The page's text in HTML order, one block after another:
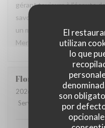
El
utilizan
lo que
son
por
gérant toujours à l'écoute
savoureux et généreux.
un moment familial à
Merci à toute l'équipe pour
Florent
2026-07-11
- 20:00 -
Servicio
Ambiente: /5